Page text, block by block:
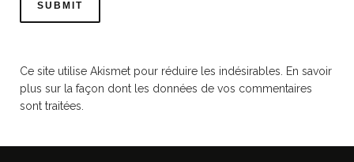
Ce site utilise Akismet pour réduire les indésirables.
En savoir
plus sur la façon dont les données de vos commentaires
sont traitées